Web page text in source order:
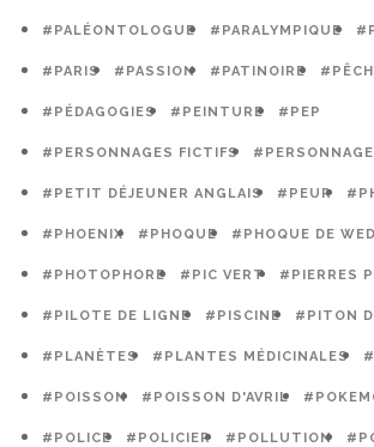
#PALÉONTOLOGUE #PARALYMPIQUE
#PARIS #PASSION #PATINOIRE
#PÉDAGOGIES #PEINTURE #PEP
#PERSONNAGES FICTIFS
#PETIT DÉJEUNER ANGLAIS #PEUR
#PHOENIX #PHOQUE #PHOQUE DE
#PHOTOPHORE #PIC VERT #PIERRES
#PILOTE DE LIGNE #PISCINE #PITON
#PLANÈTES #PLANTES MÉDICINALES
#POISSON #POISSON D'AVRIL
#POLICE #POLICIER #POLLUTION